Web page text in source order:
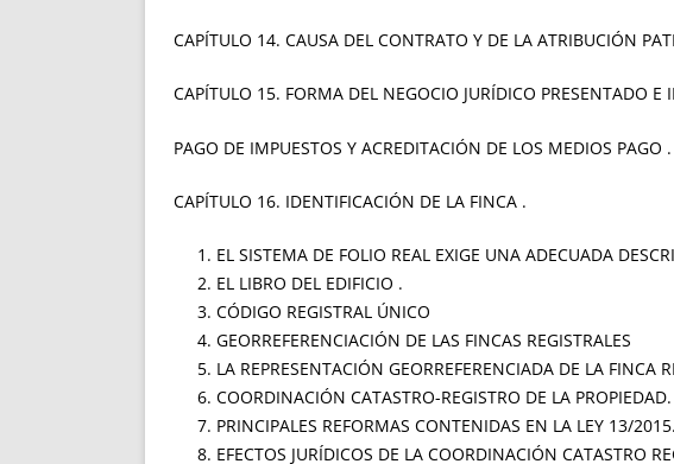
CAPÍTULO 14. CAUSA DEL CONTRATO Y DE LA ATRIBUCIÓN
CAPÍTULO 15. FORMA DEL NEGOCIO JURÍDICO PRESENTADO E
PAGO DE IMPUESTOS Y ACREDITACIÓN DE LOS MEDIOS PAGO .
CAPÍTULO 16. IDENTIFICACIÓN DE LA FINCA .
EL SISTEMA DE FOLIO REAL EXIGE UNA ADECUADA
EL LIBRO DEL EDIFICIO .
CÓDIGO REGISTRAL ÚNICO
GEORREFERENCIACIÓN DE LAS FINCAS REGISTRALES
LA REPRESENTACIÓN GEORREFERENCIADA DE LA FINCA
COORDINACIÓN CATASTRO-REGISTRO DE LA PROPIEDAD.
PRINCIPALES REFORMAS CONTENIDAS EN LA LEY 13/2015.
EFECTOS JURÍDICOS DE LA COORDINACIÓN CATASTRO